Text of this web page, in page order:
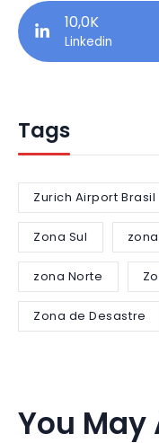
10,0K
Linkedin
Tags
Zurich Airport Brasil
Zona Sul
zona Norte
Zona de Desastre
You May